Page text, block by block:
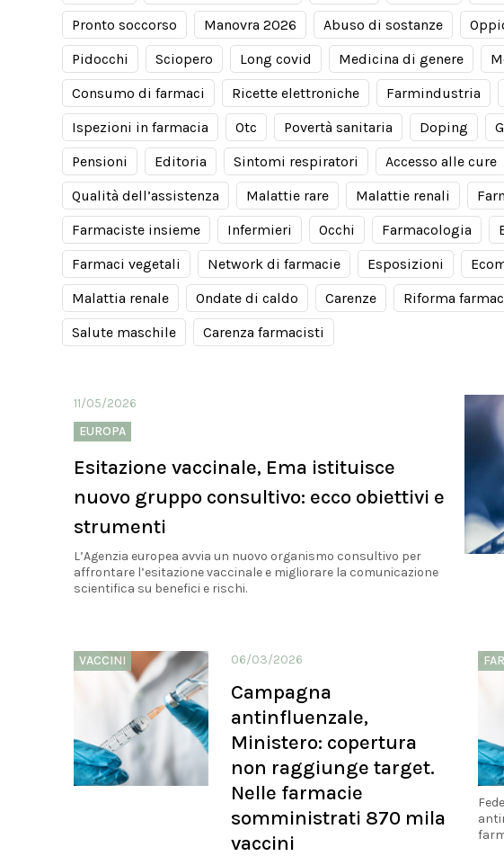
Pronto soccorso
Manovra 2026 Abuso di sostanze
Pidocchi
Sciopero Long covid Medicina di genere
Consumo di farmaci
Ricette elettroniche Farmindustria
Ispezioni in farmacia
Otc Povertà sanitaria Doping
Pensioni
Editoria Sintomi respiratori Accesso alle cure
Qualità dell’assistenza
Malattie rare Malattie renali
Farmaciste insieme
Infermieri Occhi Farmacologia
Farmaci vegetali
Network di farmacie Esposizioni
Malattia renale
Ondate di caldo Carenze Riforma
Salute maschile
Carenza farmacisti
11/05/2026
EUROPA
Esitazione vaccinale, Ema istituisce
nuovo gruppo consultivo: ecco obiettivi e
strumenti
L’Agenzia europea avvia un nuovo organismo consultivo per
affrontare l’esitazione vaccinale e migliorare la comunicazione
scientifica su benefici e rischi.
VACCINI 06/03/2026
Campagna
antinfluenzale,
Ministero: copertura
non raggiunge target.
Nelle farmacie
somministrati 870 mila
vaccini